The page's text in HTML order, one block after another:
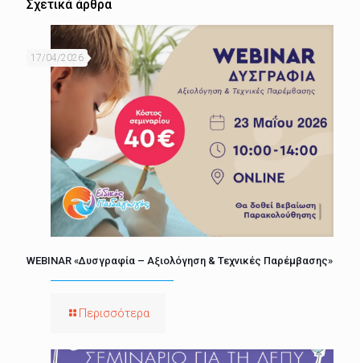
Σχετικά άρθρα
17/04/2026
WEBINAR «Δυσγραφία – Αξιολόγηση & Τεχνικές Παρέμβασης»
Περισσότερα